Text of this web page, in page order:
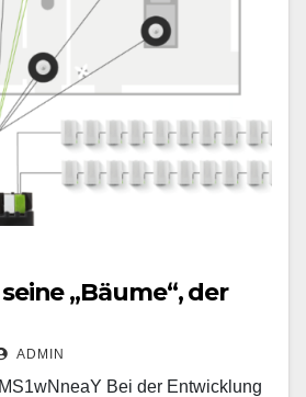
„Bäume“, der
ADMIN
Bei der Entwicklung